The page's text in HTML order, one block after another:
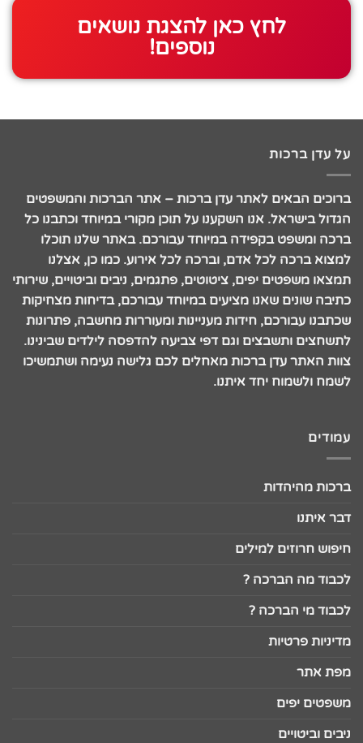
לחץ כאן להצגת נושאים
נוספים!
על עדן ברכות
ברוכים הבאים לאתר עדן ברכות – אתר הברכות והמשפטים
הגדול בישראל. אנו השקענו על תוכן מקורי במיוחד וכתבנו כל
ברכה ומשפט בקפידה במיוחד עבורכם. באתר שלנו תוכלו
למצוא ברכה לכל אדם, וברכה לכל אירוע. כמו כן, אצלנו
תמצאו משפטים יפים, ציטוטים, פתגמים, ניבים וביטויים, שירותי
כתיבה שונים שאנו מציעים במיוחד עבורכם, בדיחות מצחיקות
שכתבנו עבורכם, חידות מעניינות ומעוררות מחשבה, פתרונות
לתשחצים ותשבצים וגם דפי צביעה להדפסה לילדים שבינינו.
צוות האתר עדן ברכות מאחלים לכם גלישה נעימה ושתמשיכו
לשמח ולשמוח יחד איתנו.
עמודים
ברכות מהיהדות
דבר איתנו
חיפוש חרוזים למילים
לכבוד מה הברכה ?
לכבוד מי הברכה ?
מדיניות פרטיות
מפת אתר
משפטים יפים
ניבים וביטויים